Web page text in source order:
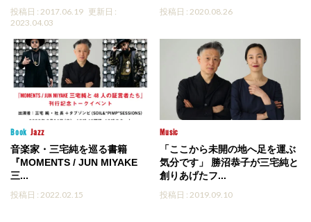
投稿日 : 2017.06.19 更新日 :
2023.04.03
投稿日 : 2020.08.26
Book Jazz
音楽家・三宅純を巡る書籍
『MOMENTS / JUN MIYAKE
三...
投稿日 : 2022.02.15
Music
「ここから未開の地へ足を運ぶ
気分です」 勝沼恭子が三宅純と
創りあげたフ...
投稿日 : 2019.09.10